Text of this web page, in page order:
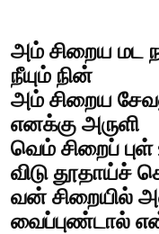
அம் சிறைய மட
நீயும் நின்
அம் சிறைய
எனக்கு அருளி
வெம் சிறைப்
விடு தூதாய்ச்
வன் சிறையில்
வைப்புண்டால்